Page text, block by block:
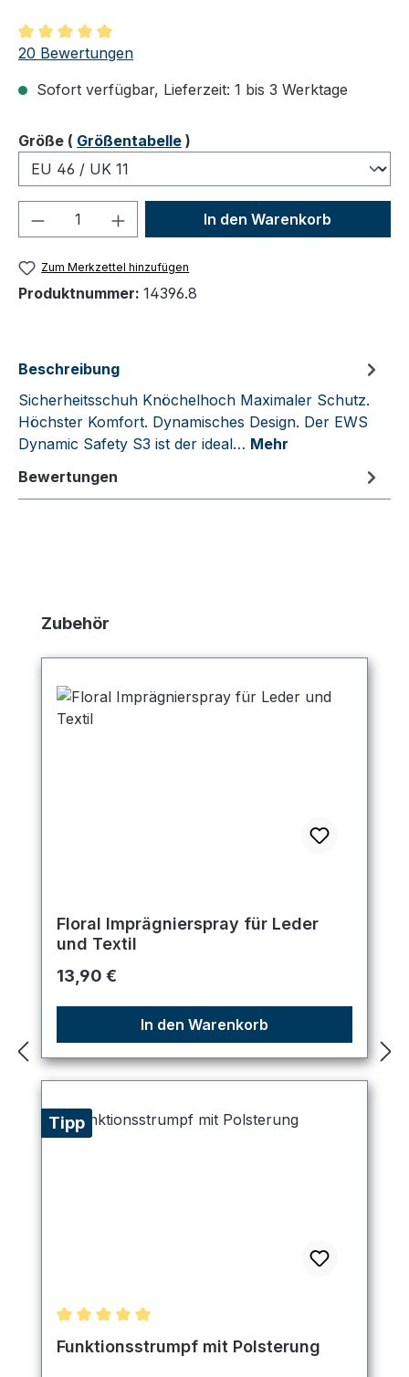
Durchschnittliche Bewertung von 5 von 5 Sternen
20 Bewertungen
Sofort verfügbar, Lieferzeit: 1 bis 3 Werktage
Größeauswählen
( Größentabelle )
Produkt Anzahl: Gib denIn den Warenkorb
Zum Merkzettel hinzufügen
Produktnummer: 14396.8
Beschreibung
Sicherheitsschuh Knöchelhoch Maximaler Schutz.
Höchster Komfort. Dynamisches Design. Der EWS
Dynamic Safety S3 ist der ideal… Mehr
Bewertungen
Produktgalerie überspringen
Zubehör
Floral Imprägnierspray für Leder
und Textil
Regulärer Preis:
13,90 €
In den Warenkorb
Tipp
Durchschnittliche Bewertung von 5 von 5 Sternen
Funktionsstrumpf mit Polsterung